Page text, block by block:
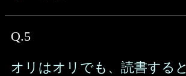
Q.5
オリはオリでも、読書すると